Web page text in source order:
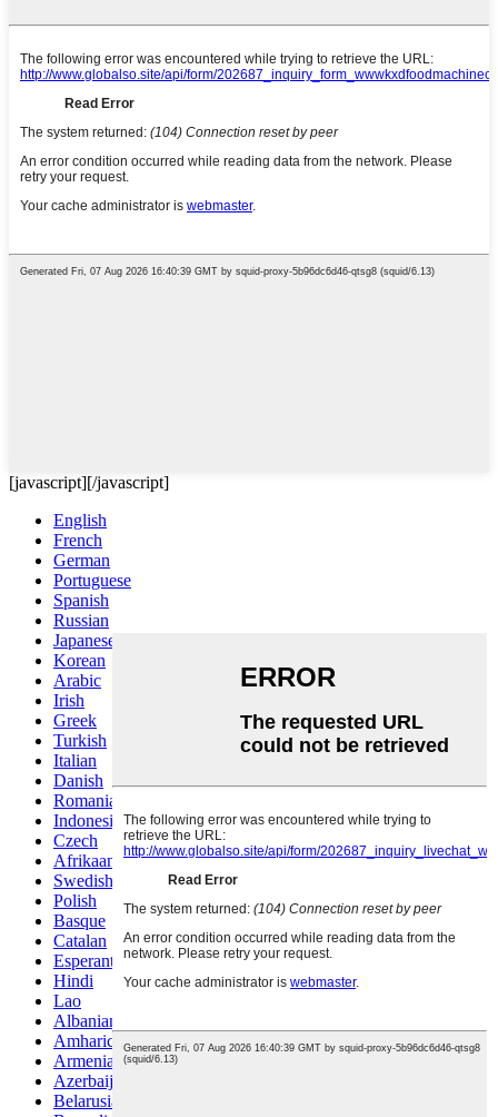
[javascript][/javascript]
English
French
German
Portuguese
Spanish
Russian
Japanese
Korean
Arabic
Irish
Greek
Turkish
Italian
Danish
Romanian
Indonesian
Czech
Afrikaans
Swedish
Polish
Basque
Catalan
Esperanto
Hindi
Lao
Albanian
Amharic
Armenian
Azerbaijani
Belarusian